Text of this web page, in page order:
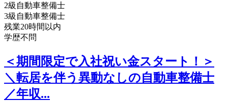
2級自動車整備士
3級自動車整備士
残業20時間以内
学歴不問
＜期間限定で入社祝い金スタート！＞
＼転居を伴う異動なしの自動車整備士
／年収...